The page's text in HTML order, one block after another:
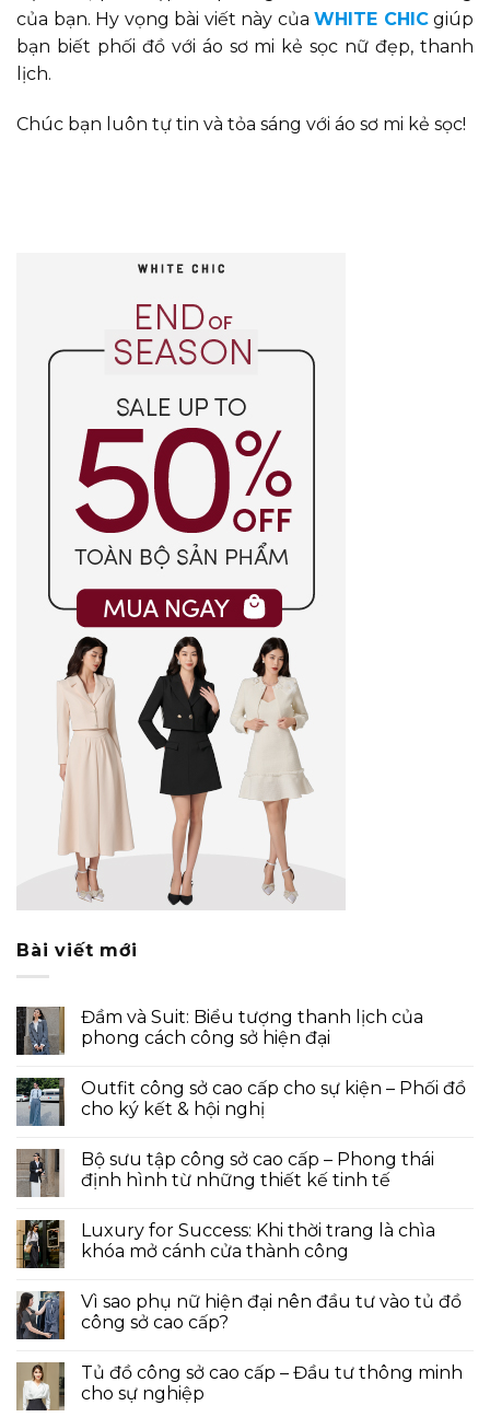
của bạn. Hy vọng bài viết này của WHITE CHICgiúp
bạn biết phối đồ với áo sơ mi kẻ sọc nữ đẹp, thanh
lịch.
Chúc bạn luôn tự tin và tỏa sáng với áo sơ mi kẻ sọc!
Bài viết mới
Đầm và Suit: Biểu tượng thanh lịch của
phong cách công sở hiện đại
Outfit công sở cao cấp cho sự kiện – Phối đồ
cho ký kết & hội nghị
Bộ sưu tập công sở cao cấp – Phong thái
định hình từ những thiết kế tinh tế
Luxury for Success: Khi thời trang là chìa
khóa mở cánh cửa thành công
Vì sao phụ nữ hiện đại nên đầu tư vào tủ đồ
công sở cao cấp?
Tủ đồ công sở cao cấp – Đầu tư thông minh
cho sự nghiệp